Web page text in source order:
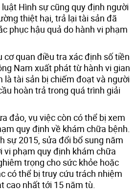
Hình sự cũng quy định người
thiệt hại, trả lại tài sản đã
phục hậu quả do hành vi phạm
cơ quan điều tra xác định số tiền
Nam xuất phát từ hành vi gian
là tài sản bị chiếm đoạt và người
hoàn trả trong quá trình giải
đảo, vụ việc còn có thể bị xem
quy định về khám chữa bệnh.
sự 2015, sửa đổi bổ sung năm
vi phạm quy định khám chữa
trọng cho sức khỏe hoặc
có thể bị truy cứu trách nhiệm
cao nhất tới 15 năm tù.